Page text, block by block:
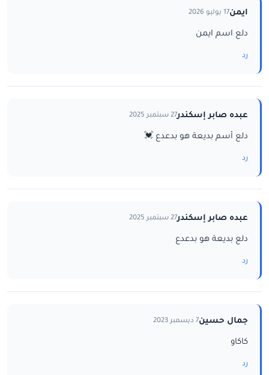
ايمن17 يوليو 2026
دلع اسم ايمن
رد
عبده صابر إسكندر27 سبتمبر 2025
دلع أسم بديعة هو بدعدع 💓
رد
عبده صابر إسكندر27 سبتمبر 2025
دلع بديعة هو بدعدع
رد
جمال حسين7 ديسمبر 2023
كاكاو
رد